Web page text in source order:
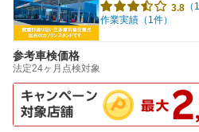
3.8 （
作業実績（1件）
参考車検価格
法定24ヶ月点検対象